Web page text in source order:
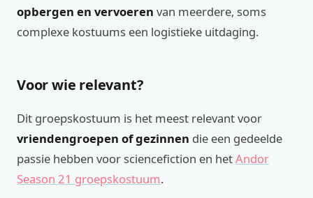
opbergen en vervoeren van meerdere, soms
complexe kostuums een logistieke uitdaging.
Voor wie relevant?
Dit groepskostuum is het meest relevant voor
vriendengroepen of gezinnen die een gedeelde
passie hebben voor sciencefiction en hetAndor
Season 21 groepskostuum.